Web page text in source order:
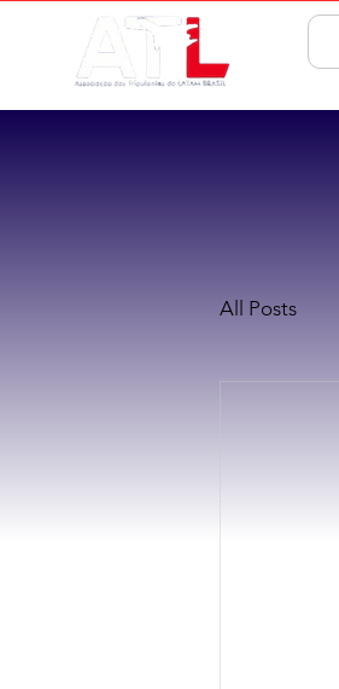
All Posts